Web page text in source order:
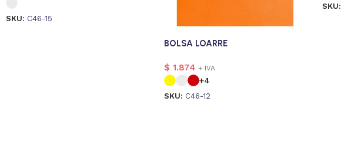
SKU: C46-15
BOLSA LOARRE
$ 1.874 + IVA
+4
SKU: C46-12
SKU: